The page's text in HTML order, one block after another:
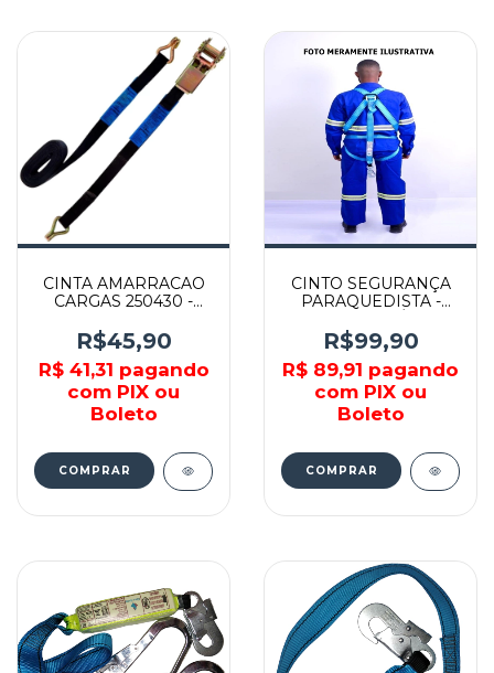
CINTA AMARRACAO
CARGAS 250430 -
CARBOGRAFITE
R$45,90
R$ 41,31 pagando
com PIX ou
Boleto
CINTO SEGURANÇA
PARAQUEDISTA -
MARTINS
R$99,90
R$ 89,91 pagando
com PIX ou
Boleto